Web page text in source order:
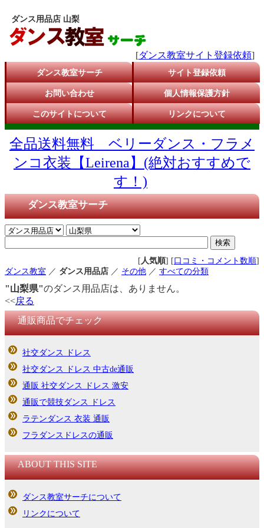
ダンス用品店 山梨
[ダンス教室サイト登録依頼]
ダンス教室サーチ サイト登録依頼
お問い合わせ 個人情報保護方針
このサイトについて リンクについて
全品送料無料 ベリーダンス・フラメ
ンコ衣装【Leirena】(絶対おすすめで
す！)
ダンス教室サーチ
[ 人気順] [ 口コミ・コメント数順]
ダンス教室 ／ ダンス用品店 ／ その他 ／ すべての分類
"山梨県"のダンス用品店は、ありません。
<<戻る
通販商品でチェック
社交ダンス ドレス
社交ダンス ドレス 中古de通販
通販 社交ダンス ドレス 激安
通販で競技ダンス ドレス
ラテンダンス 衣装 通販
フラダンスドレスの通販
ABOUT THIS SITE
ダンス教室サーチについて
リンクについて